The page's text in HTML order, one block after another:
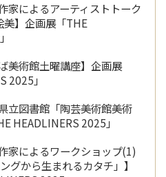
家によるアーティストトーク
】企画展「THE
美術館土曜講座】企画展
2025」
立図書館「陶芸美術館美術
HEADLINERS 2025」
家によるワークショップ(1)
グから生まれるカタチ」】